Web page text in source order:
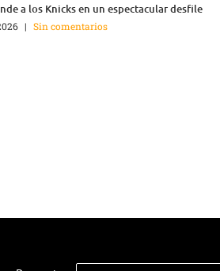
a los Knicks en un espectacular desfile
| Sin comentarios